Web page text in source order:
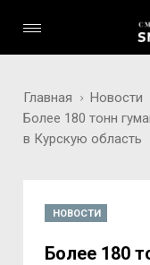
Главная
Новости
Более 180 тонн
в Курскую область
НОВОСТИ
Более 180